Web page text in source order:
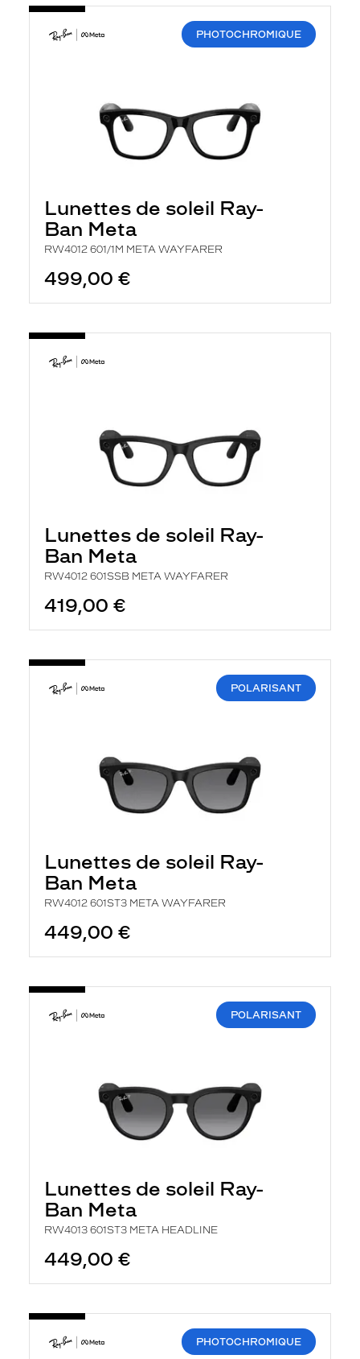
PHOTOCHROMIQUE
Lunettes de soleil Ray-
Ban Meta
RW4012 601/1M META WAYFARER
499,00 €
Lunettes de soleil Ray-
Ban Meta
RW4012 601SSB META WAYFARER
419,00 €
POLARISANT
Lunettes de soleil Ray-
Ban Meta
RW4012 601ST3 META WAYFARER
449,00 €
POLARISANT
Lunettes de soleil Ray-
Ban Meta
RW4013 601ST3 META HEADLINE
449,00 €
PHOTOCHROMIQUE